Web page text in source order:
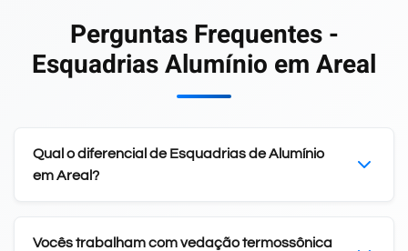
Perguntas Frequentes -
Esquadrias Alumínio em Areal
Qual o diferencial de Esquadrias de Alumínio
em Areal?
Vocês trabalham com vedação termossônica